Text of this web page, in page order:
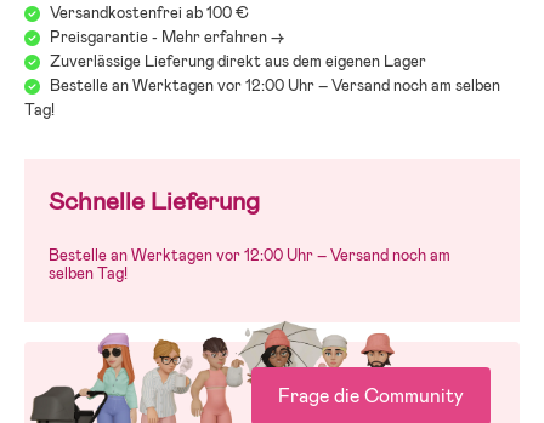
Versandkostenfrei ab 100 €
Preisgarantie - Mehr erfahren ->
Zuverlässige Lieferung direkt aus dem eigenen Lager
Bestelle an Werktagen vor 12:00 Uhr – Versand noch am selben
Tag!
Schnelle Lieferung
Bestelle an Werktagen vor 12:00 Uhr – Versand noch am
selben Tag!
Frage die Community